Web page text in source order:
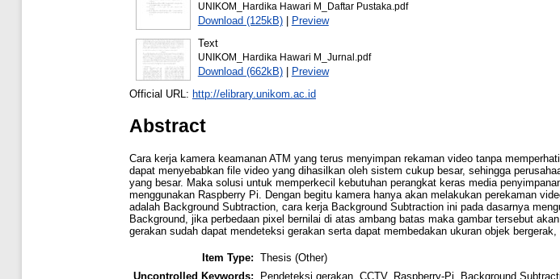
UNIKOM_Hardika Hawari M_Daftar Pustaka.pdf
Download (125kB)|
Preview
Text
UNIKOM_Hardika Hawari M_Jurnal.pdf
Download (662kB)|
Preview
Official URL: http://elibrary.unikom.ac.id
Abstract
Cara kerja kamera keamanan ATM yang terus menyimpan rekaman video tanpa
dapat menyebabkan file video yang dihasilkan oleh sistem cukup besar, sehingga
yang besar. Maka solusi untuk memperkecil kebutuhan perangkat keras media
menggunakan Raspberry Pi. Dengan begitu kamera hanya akan melakukan perekaman
adalah Background Subtraction, cara kerja Background Subtraction ini pada dasarnya
Background, jika perbedaan pixel bernilai di atas ambang batas maka gambar tersebut
gerakan sudah dapat mendeteksi gerakan serta dapat membedakan ukuran objek
Item Type: Thesis (Other)
Uncontrolled Keywords:
Pendeteksi gerakan, CCTV, Raspberry-Pi, Background